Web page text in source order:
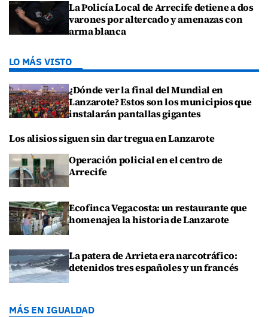
La Policía Local de Arrecife detiene a dos
varones por altercado y amenazas con
arma blanca
LO MÁS VISTO
¿Dónde ver la final del Mundial en
Lanzarote? Estos son los municipios que
instalarán pantallas gigantes
Los alisios siguen sin dar tregua en Lanzarote
Operación policial en el centro de
Arrecife
Ecofinca Vegacosta: un restaurante que
homenajea la historia de Lanzarote
La patera de Arrieta era narcotráfico:
detenidos tres españoles y un francés
MÁS EN IGUALDAD